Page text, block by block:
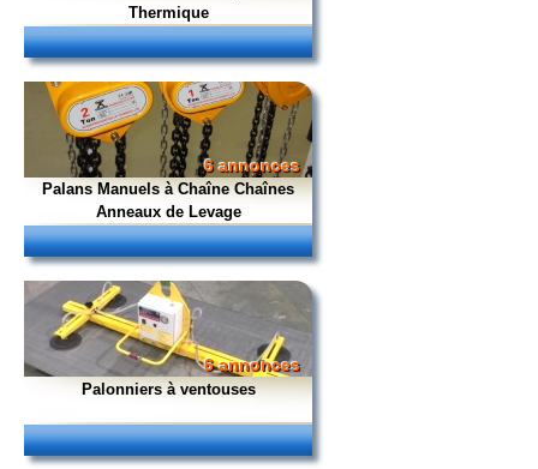
Thermique
6 annonces
Palans Manuels à Chaîne Chaînes
Anneaux de Levage
6 annonces
Palonniers à ventouses